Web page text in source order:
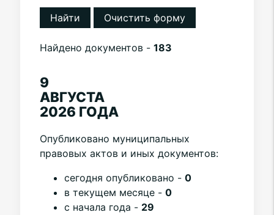
Найти Очистить форму
Найдено документов - 183
9
АВГУСТА
2026 ГОДА
Опубликовано муниципальных
правовых актов и иных документов:
cегодня опубликовано - 0
в текущем месяце - 0
с начала года - 29